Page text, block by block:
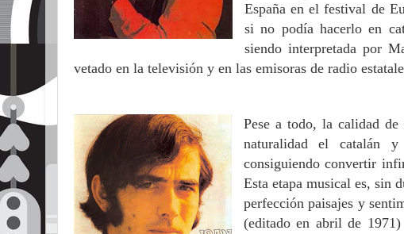
España en el festival de
si no podía hacerlo en
siendo interpretada por
vetado en la televisión y en las emisoras de radio
Pese a todo, la calidad de
naturalidad el catalán
consiguiendo convertir
Esta etapa musical es, sin
perfección paisajes y
(editado en abril de